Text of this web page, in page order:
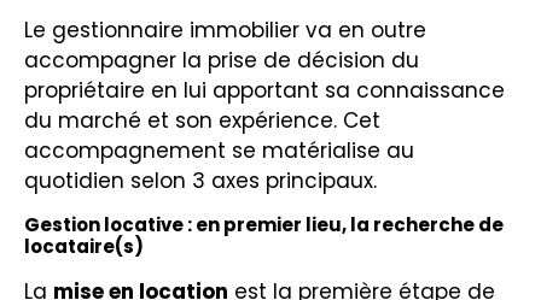
Le gestionnaire immobilier va en outre
accompagner la prise de décision du
propriétaire en lui apportant sa connaissance
du marché et son expérience. Cet
accompagnement se matérialise au
quotidien selon 3 axes principaux.
Gestion locative : en premier lieu, la recherche de
locataire(s)
La mise en location est la première étape de